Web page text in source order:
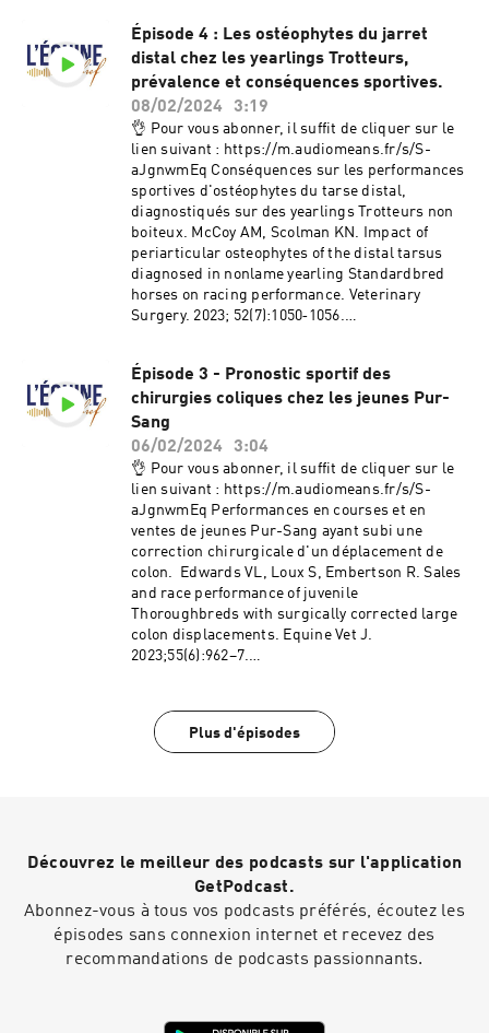
Épisode 4 : Les ostéophytes du jarret
distal chez les yearlings Trotteurs,
prévalence et conséquences sportives.
08/02/2024
3:19
👌 Pour vous abonner, il suffit de cliquer sur le
lien suivant : https://m.audiomeans.fr/s/S-
aJgnwmEq Conséquences sur les performances
sportives d'ostéophytes du tarse distal,
diagnostiqués sur des yearlings Trotteurs non
boiteux. McCoy AM, Scolman KN. Impact of
periarticular osteophytes of the distal tarsus
diagnosed in nonlame yearling Standardbred
horses on racing performance. Veterinary
Surgery. 2023; 52(7):1050‐1056.
de-confidentialite pour plus d'informations.
Épisode 3 - Pronostic sportif des
chirurgies coliques chez les jeunes Pur-
Sang
06/02/2024
3:04
👌 Pour vous abonner, il suffit de cliquer sur le
lien suivant : https://m.audiomeans.fr/s/S-
aJgnwmEq Performances en courses et en
ventes de jeunes Pur-Sang ayant subi une
correction chirurgicale d'un déplacement de
colon. Edwards VL, Loux S, Embertson R. Sales
and race performance of juvenile
Thoroughbreds with surgically corrected large
colon displacements. Equine Vet J.
2023;55(6):962–7.
de-confidentialite pour plus d'informations.
Plus d'épisodes
Découvrez le meilleur des podcasts sur l'application
GetPodcast.
Abonnez-vous à tous vos podcasts préférés, écoutez les
épisodes sans connexion internet et recevez des
recommandations de podcasts passionnants.